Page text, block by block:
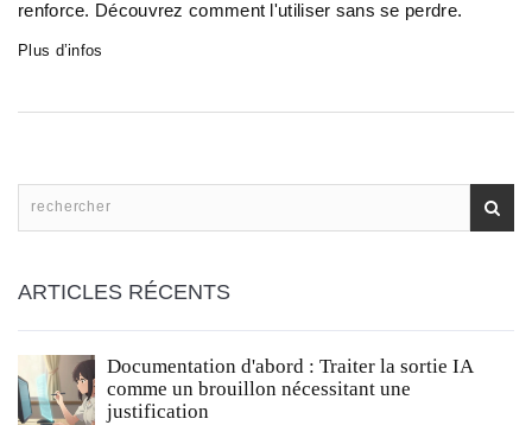
renforce. Découvrez comment l'utiliser sans se perdre.
Plus d’infos
ARTICLES RÉCENTS
Documentation d'abord : Traiter la sortie IA
comme un brouillon nécessitant une
justification